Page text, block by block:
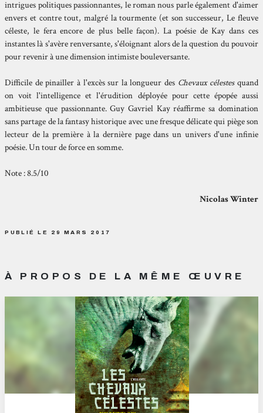
intrigues politiques passionnantes, le roman nous parle également d'aimer
envers et contre tout, malgré la tourmente (et son successeur, Le fleuve
céleste, le fera encore de plus belle façon). La poésie de Kay dans ces
instantes là s'avère renversante, s'éloignant alors de la question du pouvoir
pour revenir à une dimension intimiste bouleversante.
Difficile de pinailler à l'excès sur la longueur des Chevaux célestesquand
on voit l'intelligence et l'érudition déployée pour cette épopée aussi
ambitieuse que passionnante. Guy Gavriel Kay réaffirme sa domination
sans partage de la fantasy historique avec une fresque délicate qui piège son
lecteur de la première à la dernière page dans un univers d'une infinie
poésie. Un tour de force en somme.
Note : 8.5/10
Nicolas Winter
PUBLIÉ LE 29 MARS 2017
À PROPOS DE LA MÊME ŒUVRE